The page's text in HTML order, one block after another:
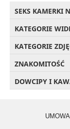
SEKS KAMERKI
KATEGORIE
KATEGORIE
ZNAKOMITOŚĆ
DOWCIPY I
UMOWA